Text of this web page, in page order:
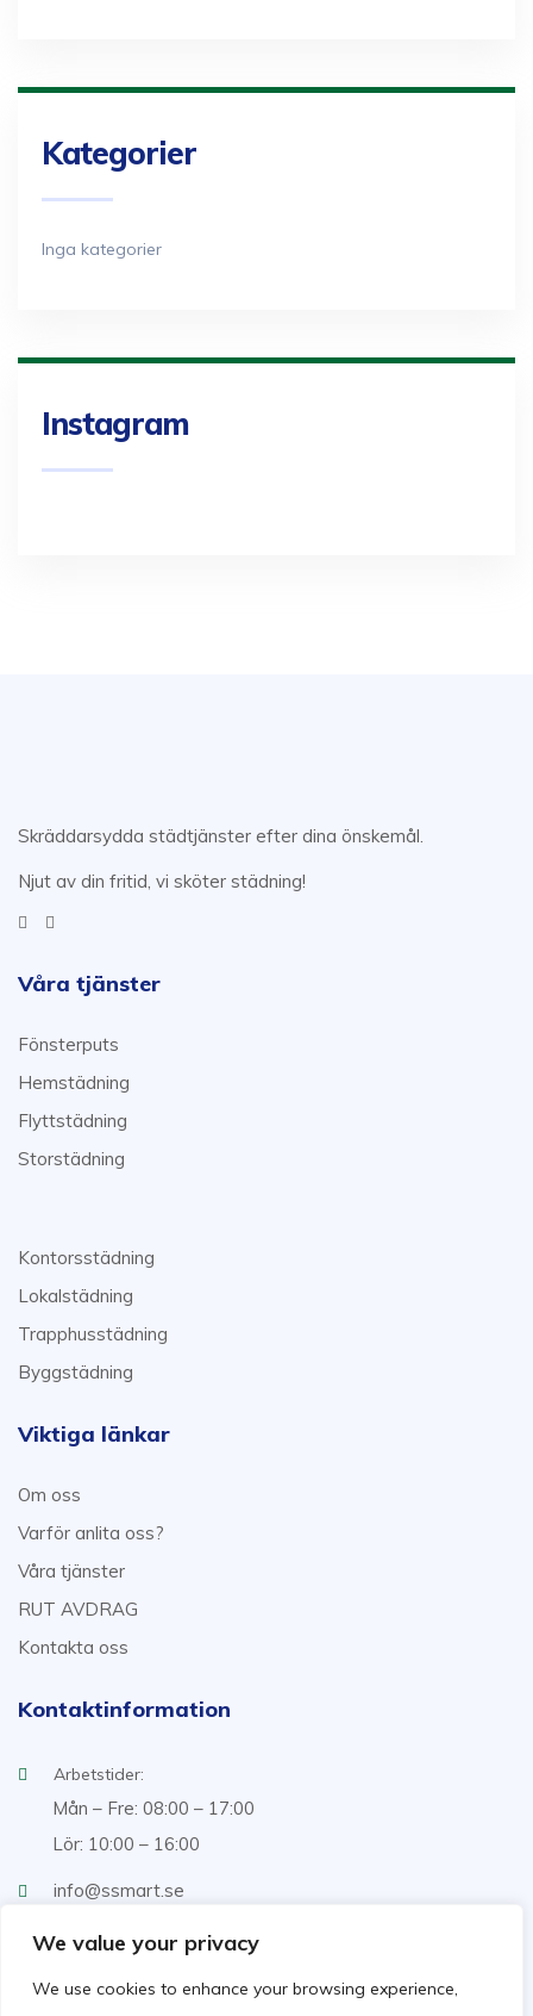
We value your privacy
We use cookies to enhance your browsing experience,
Kategorier
Inga kategorier
Instagram
Skräddarsydda städtjänster efter dina önskemål.
Njut av din fritid, vi sköter städning!
Våra tjänster
Fönsterputs
Hemstädning
Flyttstädning
Storstädning
Kontorsstädning
Lokalstädning
Trapphusstädning
Byggstädning
Viktiga länkar
Om oss
Varför anlita oss?
Våra tjänster
RUT AVDRAG
Kontakta oss
Kontaktinformation
Arbetstider:
Mån – Fre: 08:00 – 17:00
Lör: 10:00 – 16:00
info@ssmart.se
+46707322222